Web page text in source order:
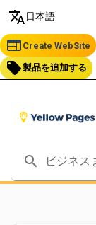
translate 日本語
web Create WebSite
local_offer製品を追加する
search